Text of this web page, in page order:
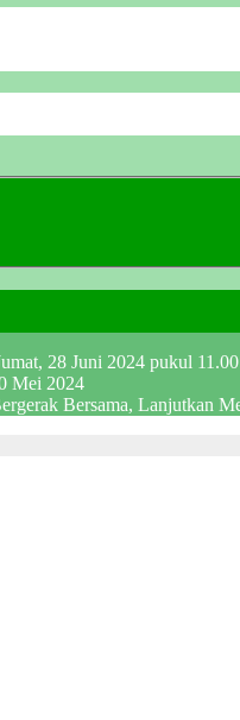
28 Juni 2024 pukul
Mei 2024
Bersama, Lanjutkan